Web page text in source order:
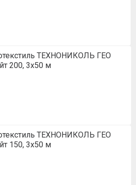
ТЕХНОНИКОЛЬ ГЕО
200, 3х50 м
ТЕХНОНИКОЛЬ ГЕО
150, 3х50 м